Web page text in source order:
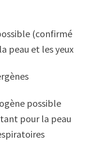
(confirmé
peau et les yeux
possible
pour la peau